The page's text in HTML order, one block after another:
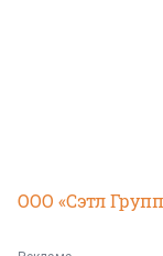
ООО «Сэтл